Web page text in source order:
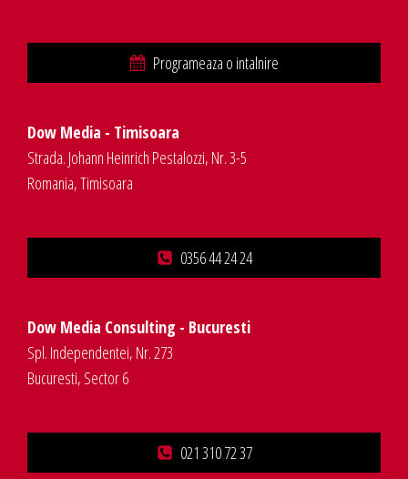
Programeaza o intalnire
Dow Media - Timisoara
Strada. Johann Heinrich Pestalozzi, Nr. 3-5
Romania, Timisoara
0356 44 24 24
Dow Media Consulting - Bucuresti
Spl. Independentei, Nr. 273
Bucuresti, Sector 6
021 310 72 37